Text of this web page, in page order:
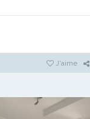
J'aime